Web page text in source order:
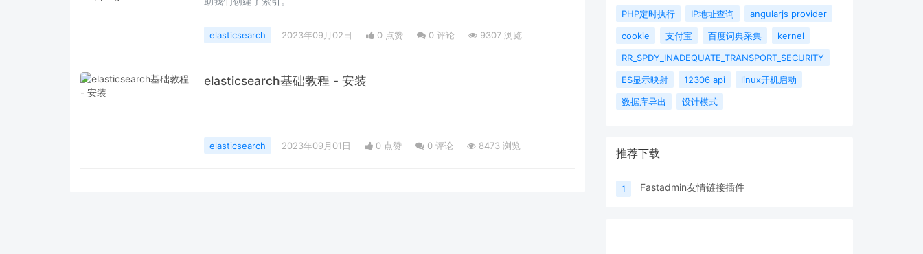
elasticsearch 2023年09月02日 0 点赞 0 评论 9307 浏览
elasticsearch基础教程 - 安装
elasticsearch 2023年09月01日 0 点赞 0 评论 8473 浏览
PHP定时执行
IP地址查询
angularjs provider
cookie
支付宝 百度词典采集
kernel
RR_SPDY_INADEQUATE_TRANSPORT_SECURITY
ES显示映射
12306 api
linux开机启动
数据库导出
设计模式
推荐下载
1 Fastadmin友情链接插件